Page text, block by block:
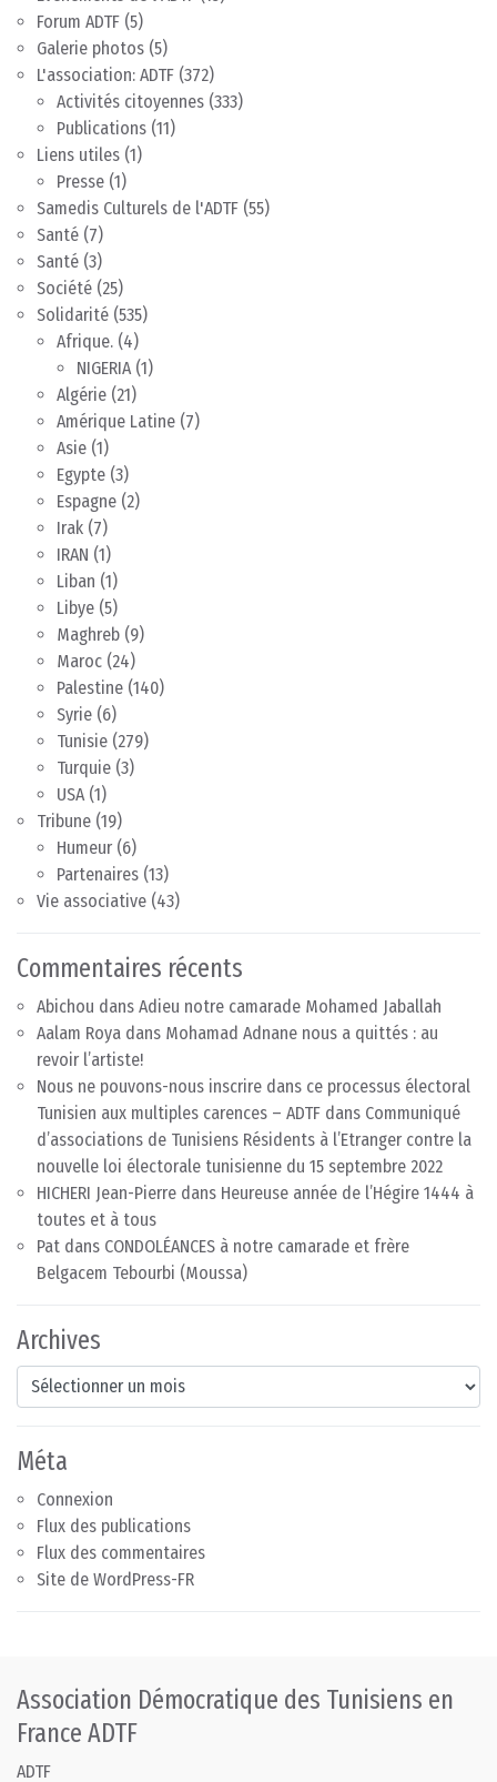
Forum ADTF (5)
Galerie photos (5)
L'association: ADTF (372)
Activités citoyennes (333)
Publications (11)
Liens utiles (1)
Presse (1)
Samedis Culturels de l'ADTF (55)
Santé (7)
Santé (3)
Société (25)
Solidarité (535)
Afrique. (4)
NIGERIA(1)
Algérie (21)
Amérique Latine (7)
Asie (1)
Egypte (3)
Espagne (2)
Irak (7)
IRAN (1)
Liban (1)
Libye (5)
Maghreb (9)
Maroc (24)
Palestine (140)
Syrie (6)
Tunisie (279)
Turquie (3)
USA(1)
Tribune (19)
Humeur (6)
Partenaires (13)
Vie associative (43)
Commentaires récents
Abichou dans Adieu notre camarade Mohamed Jaballah
Aalam Roya dans Mohamad Adnane nous a quittés : au
revoir l’artiste!
Nous ne pouvons-nous inscrire dans ce processus électoral
Tunisien aux multiples carences – ADTF dans Communiqué
d’associations de Tunisiens Résidents à l’Etranger contre la
nouvelle loi électorale tunisienne du 15 septembre 2022
HICHERI Jean-Pierre dans Heureuse année de l’Hégire 1444 à
toutes et à tous
Pat dans CONDOLÉANCES à notre camarade et frère
Belgacem Tebourbi (Moussa)
Archives
Archives
Méta
Connexion
Flux des publications
Flux des commentaires
Site de WordPress-FR
Association Démocratique des Tunisiens en
France ADTF
ADTF